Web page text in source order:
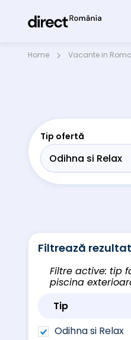
Home Vacante in
Tip ofertă
Filtrează
Filtre active: tip
piscina
Tip
Odihna si Relax